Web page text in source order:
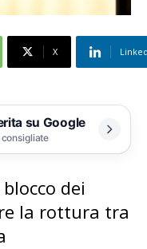
X
su Google
dei
la rottura tra